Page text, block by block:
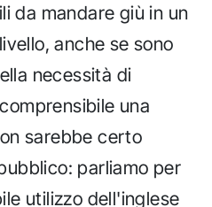
da mandare giù in un
anche se sono
necessità di
una
sarebbe certo
parliamo per
utilizzo dell'inglese